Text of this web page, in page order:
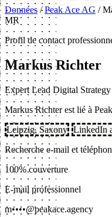
Données / Peak Ace AG /
MR
Profil de contact
Markus Richter
Expert Lead Digital
Markus Richter est lié à
Leipzig, Saxony LinkedIn
Recherche e-mail et
100% couverture
E-mail professionnel
m••••@peakace.agency